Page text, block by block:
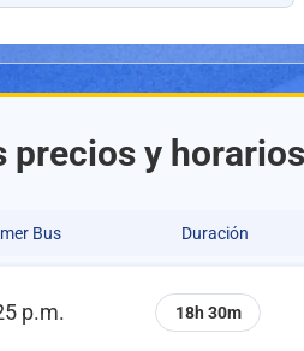
precios y
Bus Duración
p.m. 18h 30m